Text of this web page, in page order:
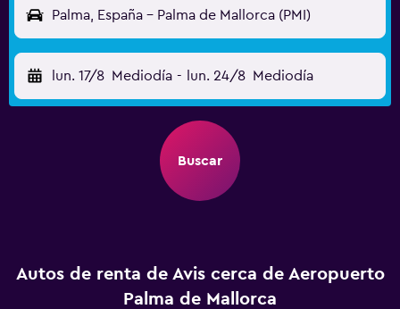
Palma, España - Palma de Mallorca (PMI)
lun. 17/8 Mediodía - lun. 24/8 Mediodía
Buscar
Autos de renta de Avis cerca de Aeropuerto
Palma de Mallorca